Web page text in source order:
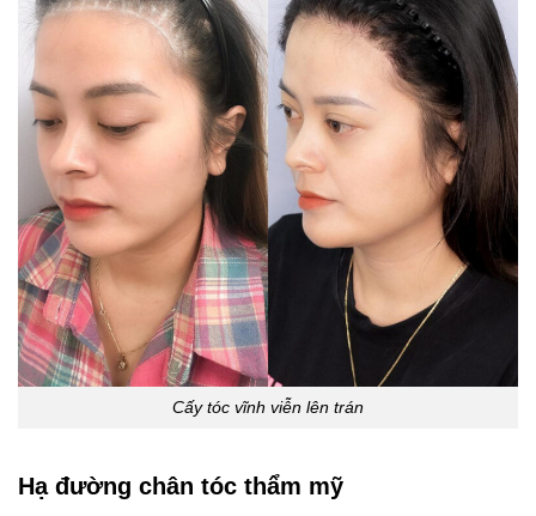
Cấy tóc vĩnh viễn lên trán
Hạ đường chân tóc thẩm mỹ